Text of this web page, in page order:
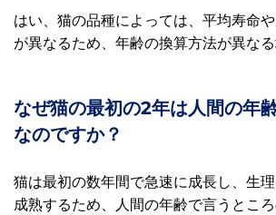
はい、猫の品種によっては、平均寿命
が異なるため、年齢の換算方法が異なる
なぜ猫の最初の2年は人間の年
なのですか？
猫は最初の数年間で急速に成長し、生
成熟するため、人間の年齢で言うとこ